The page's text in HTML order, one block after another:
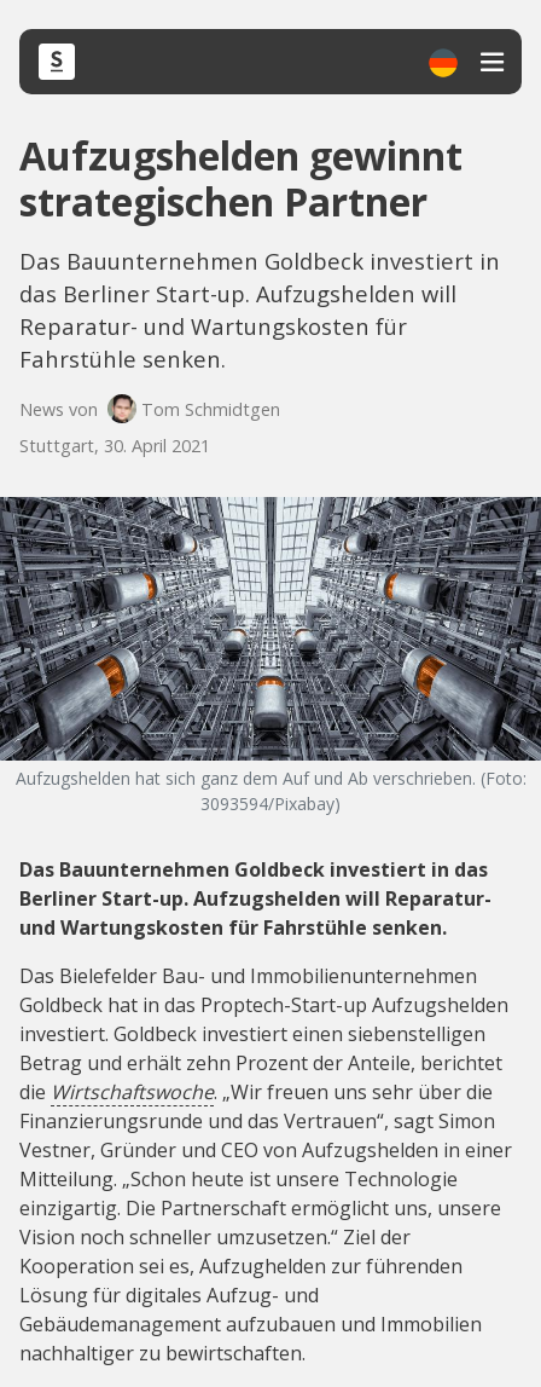
Aufzugshelden gewinnt
strategischen Partner
Das Bauunternehmen Goldbeck investiert in
das Berliner Start-up. Aufzugshelden will
Reparatur- und Wartungskosten für
Fahrstühle senken.
News von
Tom Schmidtgen
Stuttgart, 30. April 2021
Aufzugshelden hat sich ganz dem Auf und Ab verschrieben. (Foto:
3093594/Pixabay)
Das Bauunternehmen Goldbeck investiert in das
Berliner Start-up. Aufzugshelden will Reparatur-
und Wartungskosten für Fahrstühle senken.
Das Bielefelder Bau- und Immobilienunternehmen
Goldbeck hat in das Proptech-Start-up Aufzugshelden
investiert. Goldbeck investiert einen siebenstelligen
Betrag und erhält zehn Prozent der Anteile, berichtet
die Wirtschaftswoche. „Wir freuen uns sehr über die
Finanzierungsrunde und das Vertrauen“, sagt Simon
Vestner, Gründer und CEO von Aufzugshelden in einer
Mitteilung. „Schon heute ist unsere Technologie
einzigartig. Die Partnerschaft ermöglicht uns, unsere
Vision noch schneller umzusetzen.“ Ziel der
Kooperation sei es, Aufzughelden zur führenden
Lösung für digitales Aufzug- und
Gebäudemanagement aufzubauen und Immobilien
nachhaltiger zu bewirtschaften.